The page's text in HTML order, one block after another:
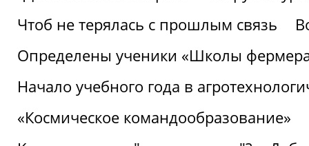
Чтоб не терялась с прошлым связь
Определены ученики «Школы
Начало учебного года в
«Космическое командообразование»